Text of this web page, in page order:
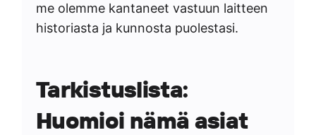
me olemme kantaneet vastuun laitteen
historiasta ja kunnosta puolestasi.
Tarkistuslista:
Huomioi nämä asiat